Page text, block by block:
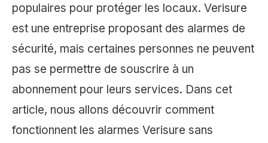
populaires pour protéger les locaux. Verisure
est une entreprise proposant des alarmes de
sécurité, mais certaines personnes ne peuvent
pas se permettre de souscrire à un
abonnement pour leurs services. Dans cet
article, nous allons découvrir comment
fonctionnent les alarmes Verisure sans